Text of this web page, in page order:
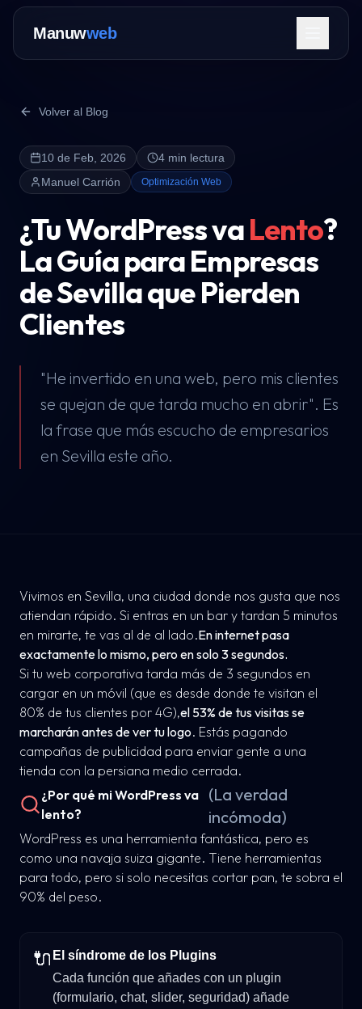
Manuwweb
Servicios
Contactar Ahora
Volver al Blog
10 de Feb, 2026
4 min lectura
Manuel Carrión
Optimización Web
¿Tu WordPress vaLento?
La Guía para Empresas
de Sevilla que Pierden
Clientes
"He invertido en una web, pero mis clientes
se quejan de que tarda mucho en abrir". Es
la frase que más escucho de empresarios
en Sevilla este año.
Vivimos en Sevilla, una ciudad donde nos gusta que nos
atiendan rápido. Si entras en un bar y tardan 5 minutos
en mirarte, te vas al de al lado.En internet pasa
exactamente lo mismo, pero en solo 3 segundos.
Si tu web corporativa tarda más de 3 segundos en
cargar en un móvil (que es desde donde te visitan el
80% de tus clientes por 4G),el 53% de tus visitas se
marcharán antes de ver tu logo. Estás pagando
campañas de publicidad para enviar gente a una
tienda con la persiana medio cerrada.
¿Por qué mi WordPress va
lento?
(La verdad
incómoda)
WordPress es una herramienta fantástica, pero es
como una navaja suiza gigante. Tiene herramientas
para todo, pero si solo necesitas cortar pan, te sobra el
90% del peso.
🔌 El síndrome de los Plugins
Cada función que añades con un plugin
(formulario, chat, slider, seguridad) añade